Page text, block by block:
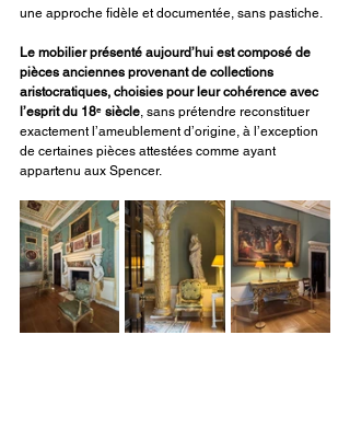
une approche fidèle et documentée, sans pastiche.
Le mobilier présenté aujourd’hui est composé de
pièces anciennes provenant de collections
aristocratiques, choisies pour leur cohérence avec
l’esprit du 18ᵉ siècle, sans prétendre reconstituer
exactement l’ameublement d’origine, à l’exception
de certaines pièces attestées comme ayant
appartenu aux Spencer.